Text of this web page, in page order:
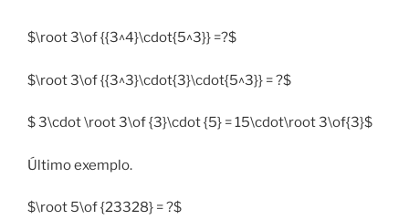
$\root 3\of {{3^4}\cdot{5^3}} =?$
$\root 3\of {{3^3}\cdot{3}\cdot{5^3}} = ?$
$ 3\cdot \root 3\of {3}\cdot {5} = 15\cdot\root 3\of{3}$
Último exemplo.
$\root 5\of {23328} = ?$